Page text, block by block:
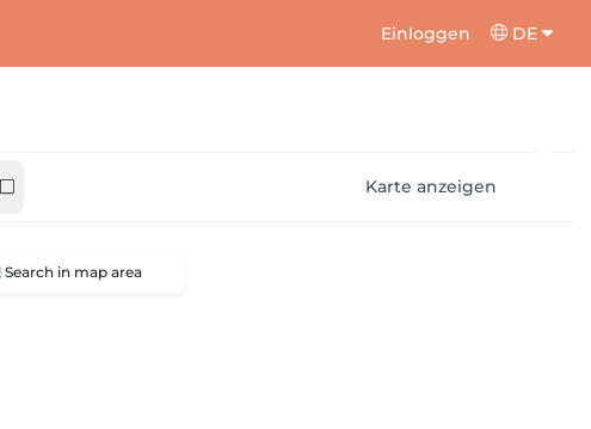
Einloggen DE
Karte anzeigen
Search in map area